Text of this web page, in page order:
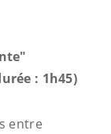
: 1h45)
entre